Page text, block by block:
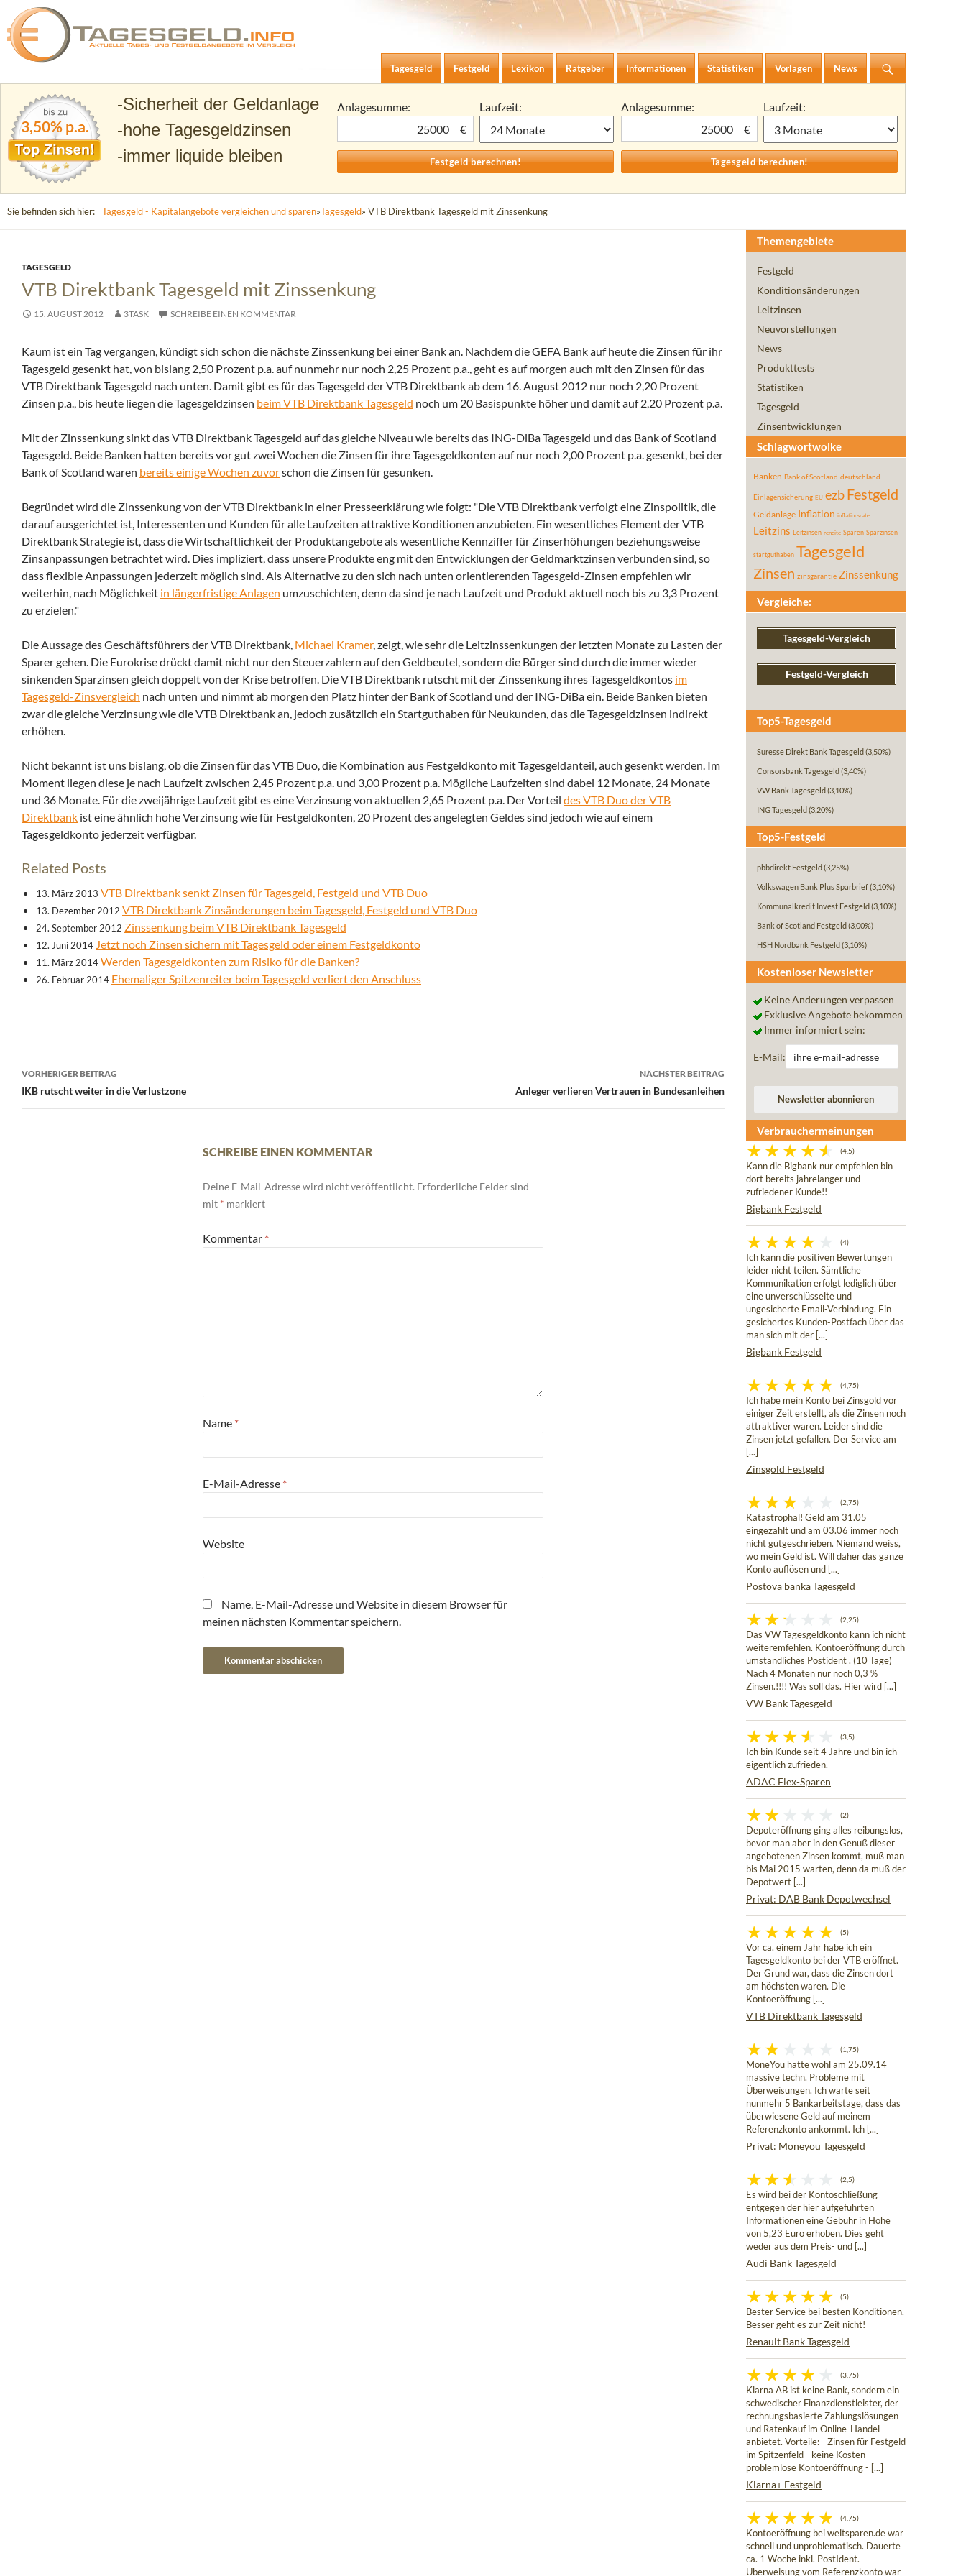
Tagesgeld.info – Tagesgeldkonten vergleichen und Tagesgeld-Zinsen berechnen
Zum Inhalt springen
Tagesgeld
Festgeld Lexikon Ratgeber Informationen Statistiken Vorlagen News
3,50% p.a.
Sicherheit der Geldanlage
hohe Tagesgeldzinsen
immer liquide bleiben
Anlagesumme:
€
Laufzeit:
Anlagesumme:
€
Laufzeit:
Sie befinden sich hier: Tagesgeld - Kapitalangebote vergleichen und sparen»Tagesgeld» VTB Direktbank Tagesgeld mit Zinssenkung
TAGESGELD
VTB Direktbank Tagesgeld mit Zinssenkung
15. AUGUST 2012 3TASK SCHREIBE EINEN KOMMENTAR
Kaum ist ein Tag vergangen, kündigt sich schon die nächste Zinssenkung bei einer Bank an. Nachdem die GEFA Bank auf heute die Zinsen für ihr
Tagesgeld gesenkt hat, von bislang 2,50 Prozent p.a. auf nunmehr nur noch 2,25 Prozent p.a., geht es auf morgen auch mit den Zinsen für das
VTB Direktbank Tagesgeld nach unten. Damit gibt es für das Tagesgeld der VTB Direktbank ab dem 16. August 2012 nur noch 2,20 Prozent
Zinsen p.a., bis heute liegen die Tagesgeldzinsen beim VTB Direktbank Tagesgeld noch um 20 Basispunkte höher und damit auf 2,20 Prozent p.a.
Mit der Zinssenkung sinkt das VTB Direktbank Tagesgeld auf das gleiche Niveau wie bereits das ING-DiBa Tagesgeld und das Bank of Scotland
Tagesgeld. Beide Banken hatten bereits vor gut zwei Wochen die Zinsen für ihre Tagesgeldkonten auf nur noch 2,00 Prozent p.a. gesenkt, bei der
Bank of Scotland waren bereits einige Wochen zuvorschon die Zinsen für gesunken.
Begründet wird die Zinssenkung von der VTB Direktbank in einer Presseerklärung wie folgt: "Die VTB Direktbank verfolgt eine Zinspolitik, die
darauf ausgerichtet ist, Interessenten und Kunden für alle Laufzeiten attraktive Konditionen anzubieten. Ein wesentliches Element der VTB
Direktbank Strategie ist, dass die Wirtschaftlichkeit der Produktangebote als wesentliche Kennziffer für Zinserhöhungen beziehungsweise
Zinsanpassungen betrachtet wird. Dies impliziert, dass unsere Produkte eng mit den Entwicklungen der Geldmarktzinsen verbunden sind, so
dass flexible Anpassungen jederzeit möglich sind. Als Alternative zu den sich nach unten orientierenden Tagesgeld-Zinsen empfehlen wir
weiterhin, nach Möglichkeit in längerfristige Anlagen umzuschichten, denn da sind je nach Laufzeit und Produkt aktuell noch bis zu 3,3 Prozent
zu erzielen."
Die Aussage des Geschäftsführers der VTB Direktbank, Michael Kramer, zeigt, wie sehr die Leitzinssenkungen der letzten Monate zu Lasten der
Sparer gehen. Die Eurokrise drückt damit nicht nur den Steuerzahlern auf den Geldbeutel, sondern die Bürger sind durch die immer wieder
sinkenden Sparzinsen gleich doppelt von der Krise betroffen. Die VTB Direktbank rutscht mit der Zinssenkung ihres Tagesgeldkontos im
Tagesgeld-Zinsvergleich nach unten und nimmt ab morgen den Platz hinter der Bank of Scotland und der ING-DiBa ein. Beide Banken bieten
zwar die gleiche Verzinsung wie die VTB Direktbank an, jedoch zusätzlich ein Startguthaben für Neukunden, das die Tagesgeldzinsen indirekt
erhöhen.
Nicht bekannt ist uns bislang, ob die Zinsen für das VTB Duo, die Kombination aus Festgeldkonto mit Tagesgeldanteil, auch gesenkt werden. Im
Moment liegen diese je nach Laufzeit zwischen 2,45 Prozent p.a. und 3,00 Prozent p.a. Mögliche Laufzeiten sind dabei 12 Monate, 24 Monate
und 36 Monate. Für die zweijährige Laufzeit gibt es eine Verzinsung von aktuellen 2,65 Prozent p.a. Der Vorteil des VTB Duo der VTB
Direktbank ist eine ähnlich hohe Verzinsung wie für Festgeldkonten, 20 Prozent des angelegten Geldes sind jedoch wie auf einem
Tagesgeldkonto jederzeit verfügbar.
Related Posts
13. März 2013 VTB Direktbank senkt Zinsen für Tagesgeld, Festgeld und VTB Duo
13. Dezember 2012 VTB Direktbank Zinsänderungen beim Tagesgeld, Festgeld und VTB Duo
24. September 2012 Zinssenkung beim VTB Direktbank Tagesgeld
12. Juni 2014 Jetzt noch Zinsen sichern mit Tagesgeld oder einem Festgeldkonto
11. März 2014Werden Tagesgeldkonten zum Risiko für die Banken?
26. Februar 2014 Ehemaliger Spitzenreiter beim Tagesgeld verliert den Anschluss
Beitrags-
Navigation
VORHERIGER BEITRAG
IKB rutscht weiter in die Verlustzone
NÄCHSTER BEITRAG
Anleger verlieren Vertrauen in Bundesanleihen
SCHREIBE EINEN KOMMENTAR
Deine E-Mail-Adresse wird nicht veröffentlicht. Erforderliche Felder sind
mit * markiert
Kommentar *
Name *
E-Mail-Adresse *
Website
Name, E-Mail-Adresse und Website in diesem Browser für
meinen nächsten Kommentar speichern.
Themengebiete
Festgeld
Konditionsänderungen
Leitzinsen
Neuvorstellungen
News
Produkttests
Statistiken
Tagesgeld
Zinsentwicklungen
Schlagwortwolke
Banken Bank of Scotland deutschland
Einlagensicherung EU ezbFestgeld
Geldanlage Inflation inflationsrate
Leitzins Leitzinsen rendite Sparen Sparzinsen
startguthaben Tagesgeld
Zinsen zinsgarantie Zinssenkung
Vergleiche:
Tagesgeld-Vergleich
Festgeld-Vergleich
Top5-Tagesgeld
Suresse Direkt Bank Tagesgeld (3,50%)
Consorsbank Tagesgeld (3,40%)
VW Bank Tagesgeld (3,10%)
ING Tagesgeld (3,20%)
Top5-Festgeld
pbbdirekt Festgeld (3,25%)
Volkswagen Bank Plus Sparbrief(3,10%)
Kommunalkredit Invest Festgeld (3,10%)
Bank of Scotland Festgeld (3,00%)
HSH Nordbank Festgeld (3,10%)
Kostenloser Newsletter
Keine Änderungen verpassen
Exklusive Angebote bekommen
Immer informiert sein:
E-Mail:
Verbrauchermeinungen
(4,5)
Kann die Bigbank nur empfehlen bin
dort bereits jahrelanger und
zufriedener Kunde!!
Bigbank Festgeld
(4)
Ich kann die positiven Bewertungen
leider nicht teilen. Sämtliche
Kommunikation erfolgt lediglich über
eine unverschlüsselte und
ungesicherte Email-Verbindung. Ein
gesichertes Kunden-Postfach über das
man sich mit der [...]
Bigbank Festgeld
(4,75)
Ich habe mein Konto bei Zinsgold vor
einiger Zeit erstellt, als die Zinsen noch
attraktiver waren. Leider sind die
Zinsen jetzt gefallen. Der Service am
[...]
Zinsgold Festgeld
(2,75)
Katastrophal! Geld am 31.05
eingezahlt und am 03.06 immer noch
nicht gutgeschrieben. Niemand weiss,
wo mein Geld ist. Will daher das ganze
Konto auflösen und [...]
Postova banka Tagesgeld
(2,25)
Das VW Tagesgeldkonto kann ich nicht
weiteremfehlen. Kontoeröffnung durch
umständliches Postident . (10 Tage)
Nach 4 Monaten nur noch 0,3 %
Zinsen.!!!! Was soll das. Hier wird [...]
VW Bank Tagesgeld
(3,5)
Ich bin Kunde seit 4 Jahre und bin ich
eigentlich zufrieden.
ADAC Flex-Sparen
(2)
Depoteröffnung ging alles reibungslos,
bevor man aber in den Genuß dieser
angebotenen Zinsen kommt, muß man
bis Mai 2015 warten, denn da muß der
Depotwert [...]
Privat: DAB Bank Depotwechsel
(5)
Vor ca. einem Jahr habe ich ein
Tagesgeldkonto bei der VTB eröffnet.
Der Grund war, dass die Zinsen dort
am höchsten waren. Die
Kontoeröffnung [...]
VTB Direktbank Tagesgeld
(1,75)
MoneYou hatte wohl am 25.09.14
massive techn. Probleme mit
Überweisungen. Ich warte seit
nunmehr 5 Bankarbeitstage, dass das
überwiesene Geld auf meinem
Referenzkonto ankommt. Ich [...]
Privat: Moneyou Tagesgeld
(2,5)
Es wird bei der Kontoschließung
entgegen der hier aufgeführten
Informationen eine Gebühr in Höhe
von 5,23 Euro erhoben. Dies geht
weder aus dem Preis- und [...]
Audi Bank Tagesgeld
(5)
Bester Service bei besten Konditionen.
Besser geht es zur Zeit nicht!
Renault Bank Tagesgeld
(3,75)
Klarna AB ist keine Bank, sondern ein
schwedischer Finanzdienstleister, der
rechnungsbasierte Zahlungslösungen
und Ratenkauf im Online-Handel
anbietet. Vorteile: - Zinsen für Festgeld
im Spitzenfeld - keine Kosten -
problemlose Kontoeröffnung - [...]
Klarna+ Festgeld
(4,75)
Kontoeröffnung bei weltsparen.de war
schnell und unproblematisch. Dauerte
ca. 1 Woche inkl. PostIdent.
Überweisung vom Referenzkonto war